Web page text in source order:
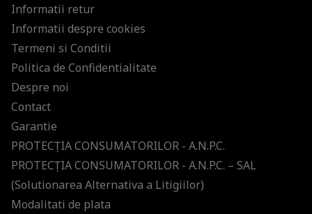
Informatii retur
Informatii despre cookies
Termeni si Conditii
Politica de Confidentialitate
Despre noi
Contact
Garantie
PROTECŢIA CONSUMATORILOR - A.N.P.C.
PROTECŢIA CONSUMATORILOR - A.N.P.C. – SAL
(Solutionarea Alternativa a Litigiilor)
Modalitati de plata